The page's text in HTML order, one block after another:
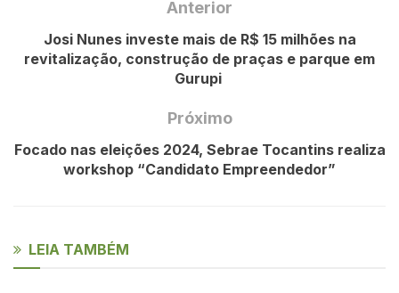
Anterior
Josi Nunes investe mais de R$ 15 milhões na
revitalização, construção de praças e parque em
Gurupi
Próximo
Focado nas eleições 2024, Sebrae Tocantins realiza
workshop “Candidato Empreendedor”
LEIA TAMBÉM